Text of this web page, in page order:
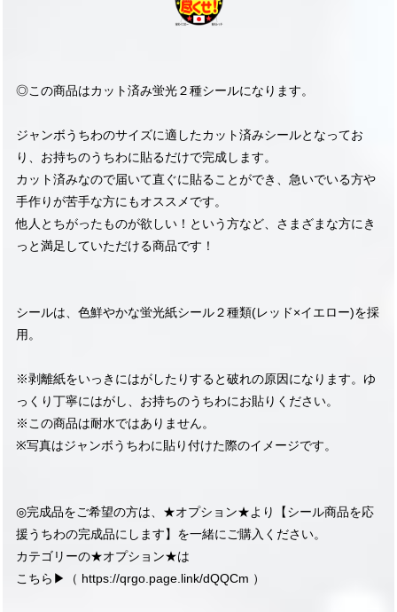
◎この商品はカット済み蛍光２種シールになります。
ジャンボうちわのサイズに適したカット済みシールとなってお
り、お持ちのうちわに貼るだけで完成します。
カット済みなので届いて直ぐに貼ることができ、急いでいる方や
手作りが苦手な方にもオススメです。
他人とちがったものが欲しい！という方など、さまざまな方にき
っと満足していただける商品です！
シールは、色鮮やかな蛍光紙シール２種類(レッド×イエロー)を採
用。
※剥離紙をいっきにはがしたりすると破れの原因になります。ゆ
っくり丁寧にはがし、お持ちのうちわにお貼りください。
※この商品は耐水ではありません。
※写真はジャンボうちわに貼り付けた際のイメージです。
◎完成品をご希望の方は、★オプション★より【シール商品を応
援うちわの完成品にします】を一緒にご購入ください。
カテゴリーの★オプション★は
こちら▶︎（ https://qrgo.page.link/dQQCm ）